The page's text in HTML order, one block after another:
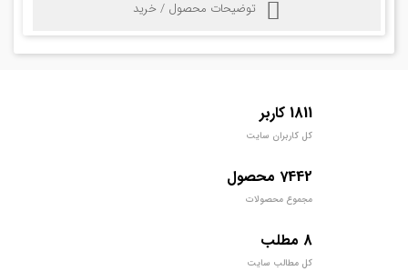
توضیحات محصول / خرید
1811 کاربر
کل کاربران سایت
7442 محصول
مجموع محصولات
8 مطلب
کل مطالب سایت